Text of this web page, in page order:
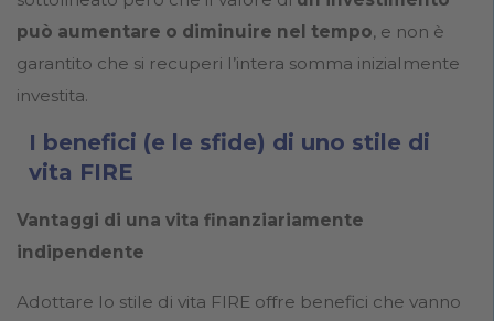
può aumentare o diminuire nel tempo, e non è
garantito che si recuperi l’intera somma inizialmente
investita.
I benefici (e le sfide) di uno stile di
vita FIRE
Vantaggi di una vita finanziariamente
indipendente
Adottare lo stile di vita FIRE offre benefici che vanno